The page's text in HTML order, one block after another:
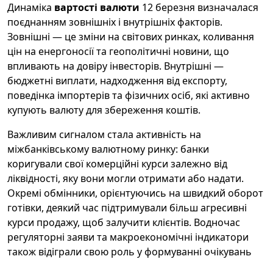
Динаміка вартості валюти 12 березня визначалася
поєднанням зовнішніх і внутрішніх факторів.
Зовнішні — це зміни на світових ринках, коливання
цін на енергоносії та геополітичні новини, що
впливають на довіру інвесторів. Внутрішні —
бюджетні виплати, надходження від експорту,
поведінка імпортерів та фізичних осіб, які активно
купують валюту для збереження коштів.
Важливим сигналом стала активність на
міжбанківському валютному ринку: банки
коригували свої комерційні курси залежно від
ліквідності, яку вони могли отримати або надати.
Окремі обмінники, орієнтуючись на швидкий оборот
готівки, деякий час підтримували більш агресивні
курси продажу, щоб залучити клієнтів. Водночас
регуляторні заяви та макроекономічні індикатори
також відіграли свою роль у формуванні очікувань